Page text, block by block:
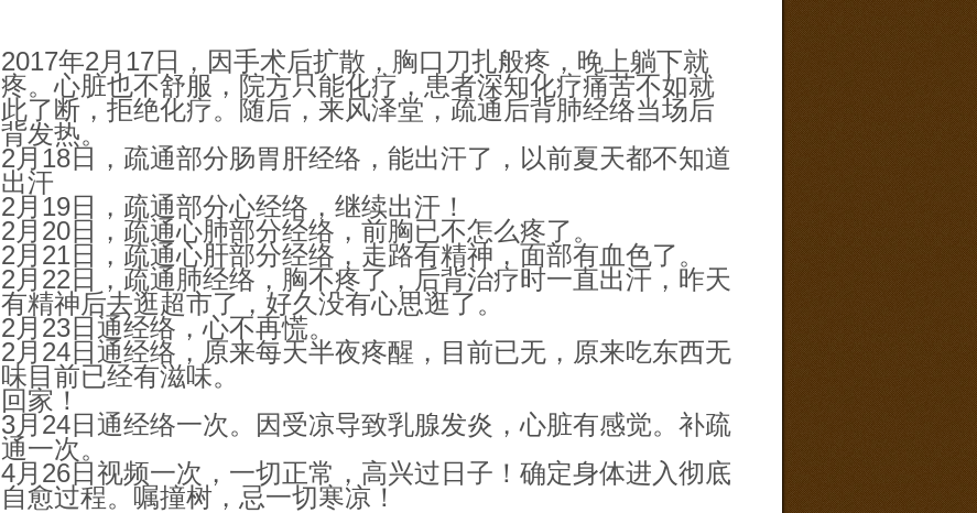
2017年2 月 17日，因手术后扩散，胸口刀扎般疼，晚上躺下就
疼。心脏也不舒服，院方只能化疗，患者深知化疗痛苦不如就
此了断，拒绝化疗。随后，来风泽堂，疏通后背肺经络当场后
背发热。
2月 18日，疏通部分肠胃肝经络，能出汗了，以前夏天都不知道
出汗
2月 19日，疏通部分心经络，继续出汗！
2月 20日，疏通心肺部分经络，前胸已不怎么疼了。
2月 21日，疏通心肝部分经络，走路有精神，面部有血色了。
2月 22 日，疏通肺经络，胸不疼了，后背治疗时一直出汗，昨天
有精神后去逛超市了，好久没有心思逛了。
2月 23日通经络，心不再慌。
2月 24日通经络，原来每天半夜疼醒，目前已无，原来吃东西无
味目前已经有滋味。
回家！
3月 24日通经络一次。因受凉导致乳腺发炎，心脏有感觉。补疏
通一次。
4月 26日视频一次，一切正常，高兴过日子！确定身体进入彻底
自愈过程。嘱撞树，忌一切寒凉！